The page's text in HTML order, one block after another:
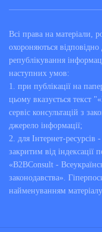
Всі права на матеріали,
охороняються
републікування
наступних умов:
1. при публікації на
цьому вказується текст
сервіс консультацій з
джерело інформації;
2. для Інтернет-ресурсів
закритим від
«B2BConsult -
законодавства».
найменуванням